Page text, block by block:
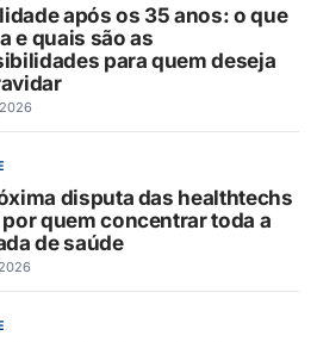
após os 35 anos: o que
e quais são as
para quem deseja
disputa das healthtechs
quem concentrar toda a
de saúde